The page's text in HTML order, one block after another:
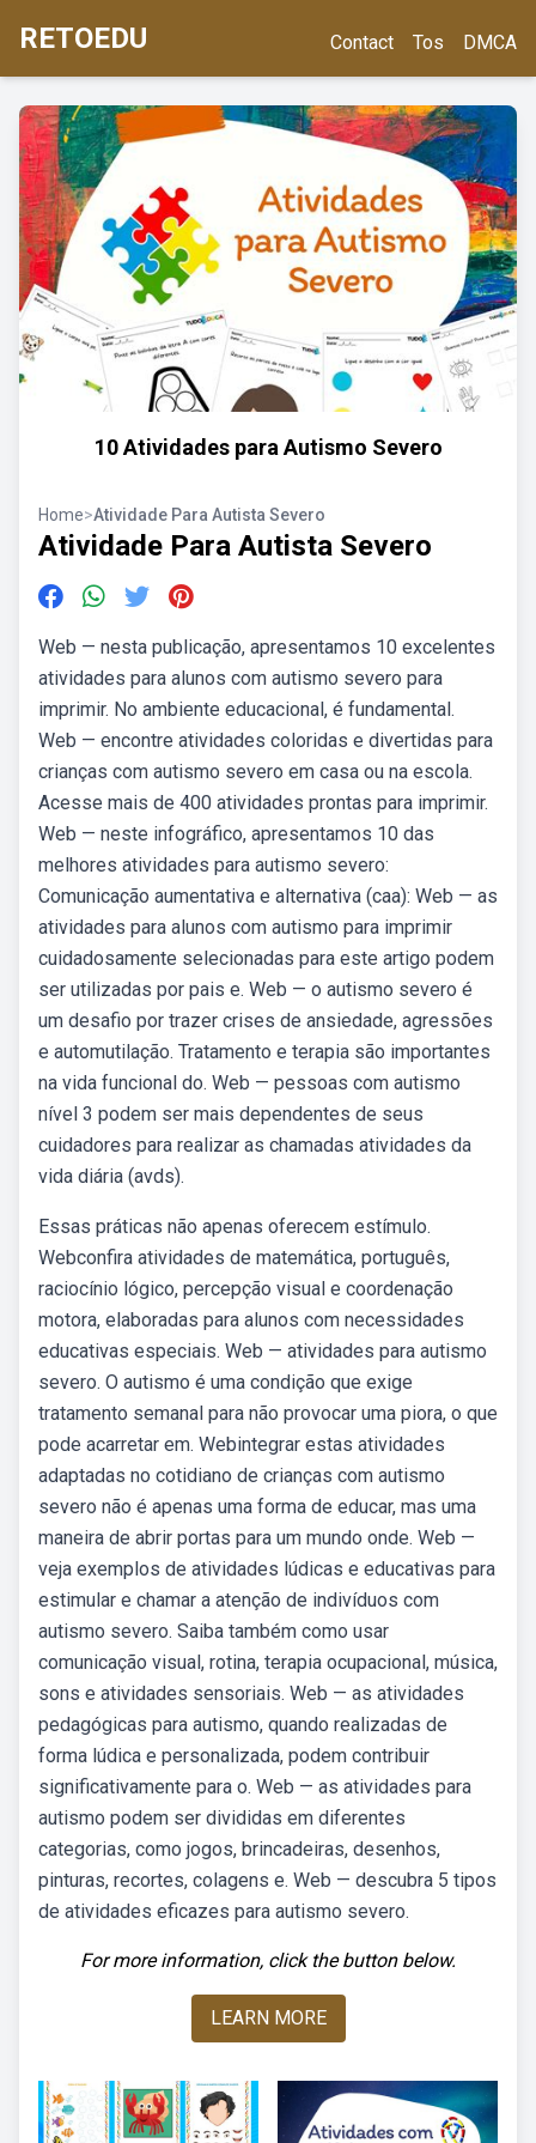
RETOEDU Contact Tos DMCA
10 Atividades para Autismo Severo
Home>Atividade Para Autista Severo
Atividade Para Autista Severo
Web — nesta publicação, apresentamos 10 excelentes
atividades para alunos com autismo severo para
imprimir. No ambiente educacional, é fundamental.
Web — encontre atividades coloridas e divertidas para
crianças com autismo severo em casa ou na escola.
Acesse mais de 400 atividades prontas para imprimir.
Web — neste infográfico, apresentamos 10 das
melhores atividades para autismo severo:
Comunicação aumentativa e alternativa (caa): Web — as
atividades para alunos com autismo para imprimir
cuidadosamente selecionadas para este artigo podem
ser utilizadas por pais e. Web — o autismo severo é
um desafio por trazer crises de ansiedade, agressões
e automutilação. Tratamento e terapia são importantes
na vida funcional do. Web — pessoas com autismo
nível 3 podem ser mais dependentes de seus
cuidadores para realizar as chamadas atividades da
vida diária (avds).
Essas práticas não apenas oferecem estímulo.
Webconfira atividades de matemática, português,
raciocínio lógico, percepção visual e coordenação
motora, elaboradas para alunos com necessidades
educativas especiais. Web — atividades para autismo
severo. O autismo é uma condição que exige
tratamento semanal para não provocar uma piora, o que
pode acarretar em. Webintegrar estas atividades
adaptadas no cotidiano de crianças com autismo
severo não é apenas uma forma de educar, mas uma
maneira de abrir portas para um mundo onde. Web —
veja exemplos de atividades lúdicas e educativas para
estimular e chamar a atenção de indivíduos com
autismo severo. Saiba também como usar
comunicação visual, rotina, terapia ocupacional, música,
sons e atividades sensoriais. Web — as atividades
pedagógicas para autismo, quando realizadas de
forma lúdica e personalizada, podem contribuir
significativamente para o. Web — as atividades para
autismo podem ser divididas em diferentes
categorias, como jogos, brincadeiras, desenhos,
pinturas, recortes, colagens e. Web — descubra 5 tipos
de atividades eficazes para autismo severo.
For more information, click the button below.
LEARN MORE